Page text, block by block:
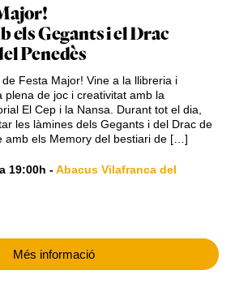
els Gegants i el Drac
Penedès
Festa Major! Vine a la llibreria i
plena de joc i creativitat amb la
El Cep i la Nansa. Durant tot el dia,
les làmines dels Gegants i del Drac de
amb els Memory del bestiari de […]
a 19:00h -Abacus Vilafranca del
Més informació